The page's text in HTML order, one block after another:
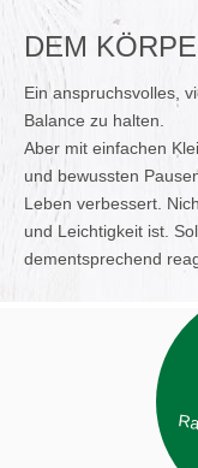
DEM
Ein anspruchsvolles,
Balance zu halten.
Aber mit einfachen
und bewussten
Leben verbessert.
und Leichtigkeit ist.
dementsprechend